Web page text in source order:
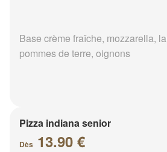
Base crème fraîche, mozzarella,
pommes de terre, oignons
Pizza indiana senior
Dès 13.90 €